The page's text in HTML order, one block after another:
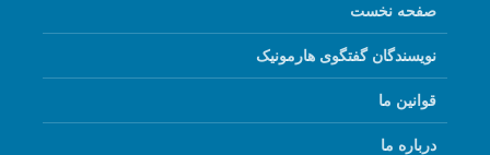
صفحه نخست
نویسندگان گفتگوی هارمونیک
قوانین ما
درباره ما